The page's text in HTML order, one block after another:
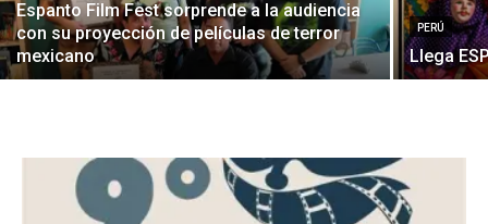
Espanto Film Fest sorprende a la audiencia
con su proyección de películas de terror
mexicano
PERÚ
Llega